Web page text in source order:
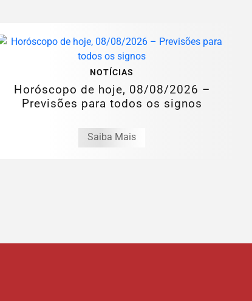
NOTÍCIAS
Horóscopo de hoje, 08/08/2026 –
Previsões para todos os signos
Saiba Mais